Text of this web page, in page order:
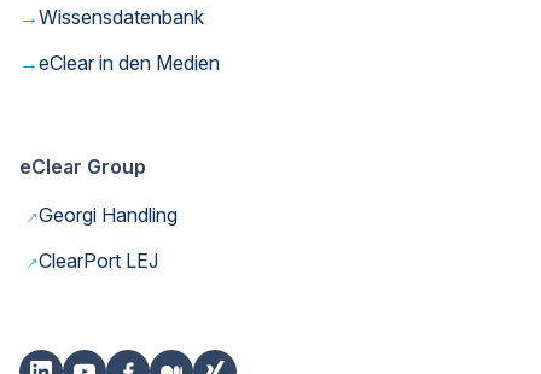
→Wissensdatenbank
→eClear in den Medien
eClear Group
→Georgi Handling
→ClearPort LEJ